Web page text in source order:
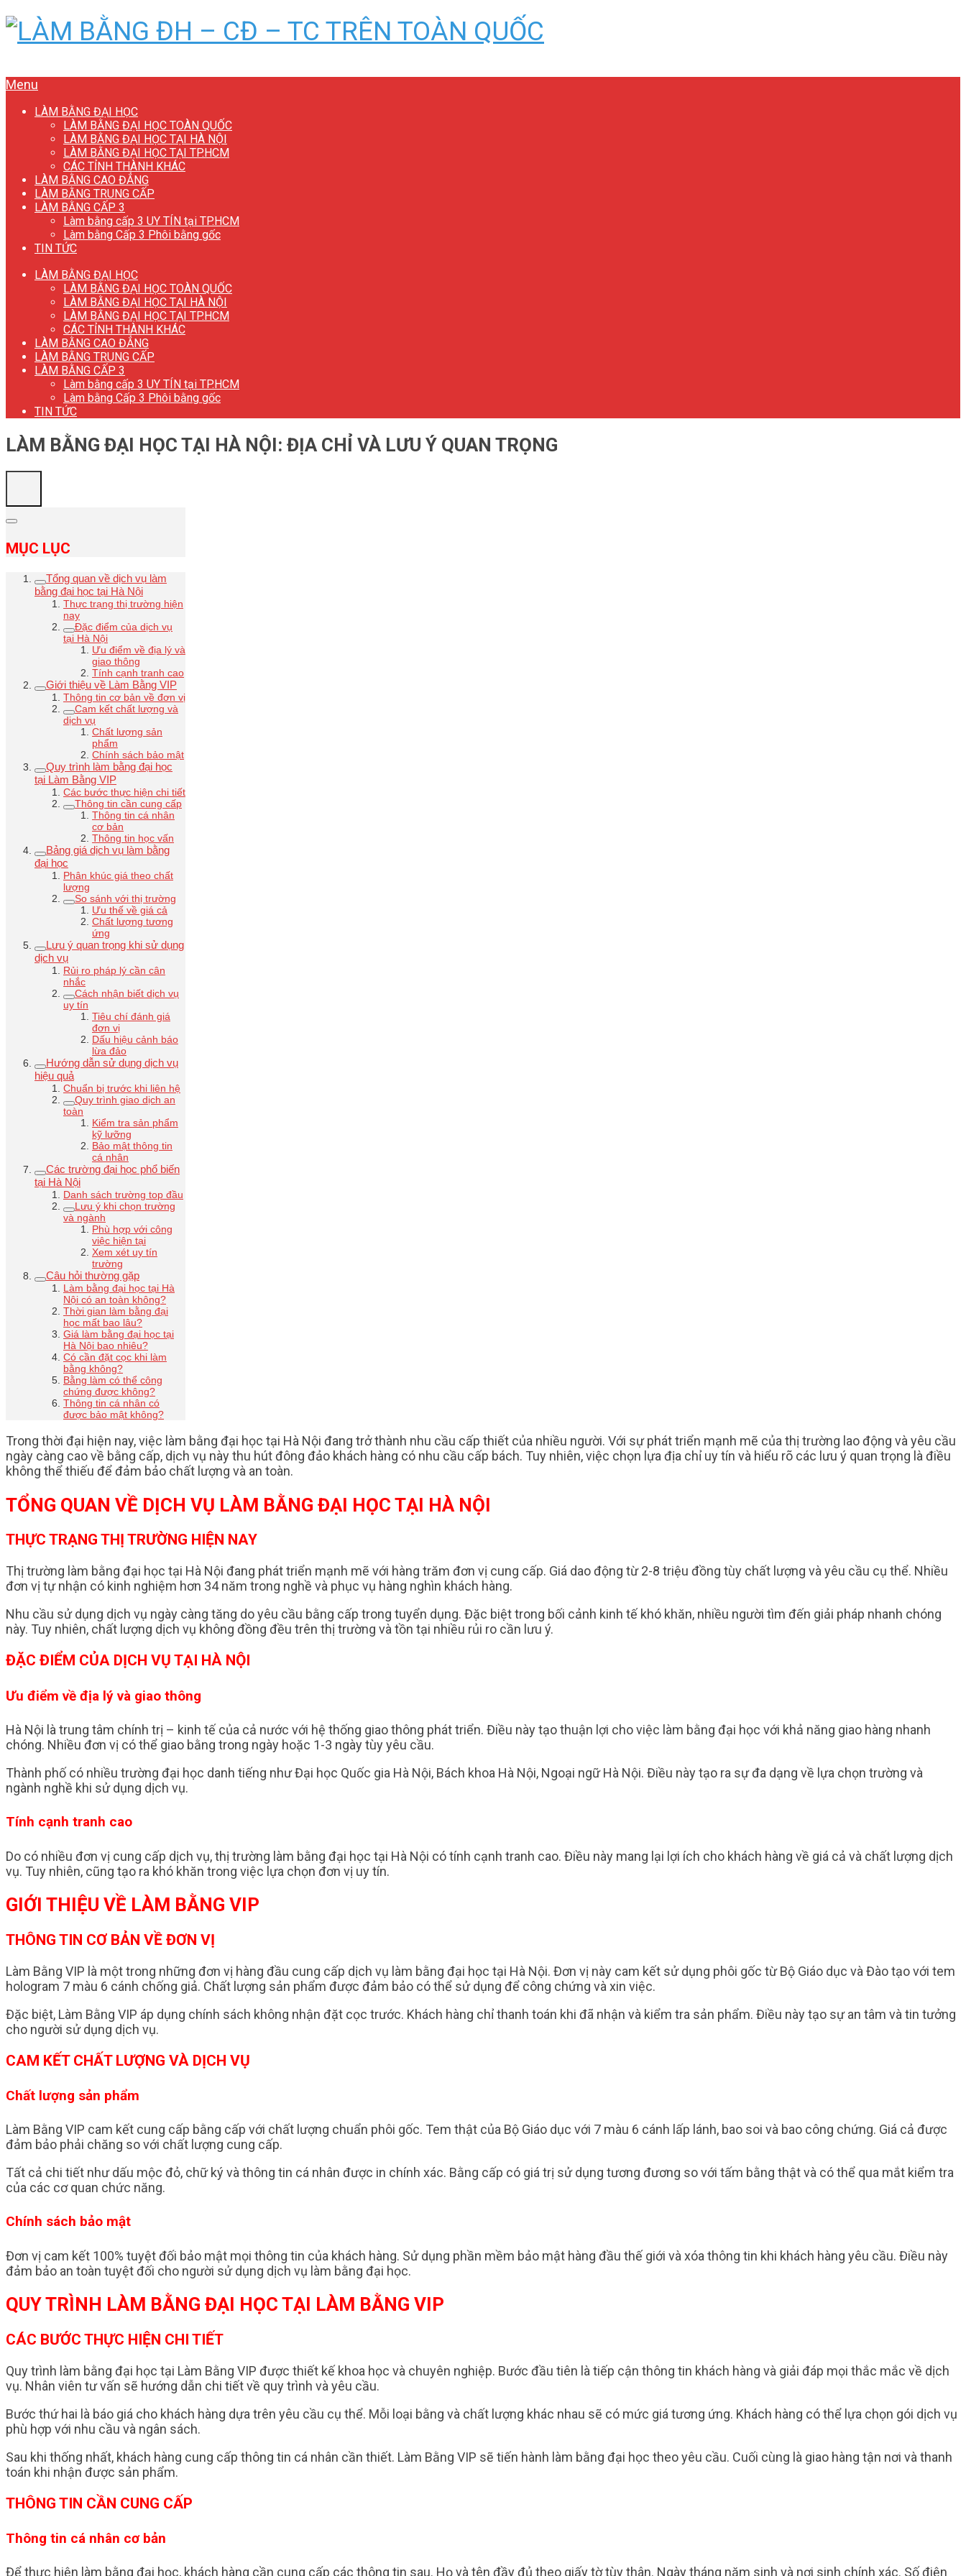
Menu
LÀM BẰNG ĐẠI HỌC
LÀM BẰNG ĐẠI HỌC TOÀN QUỐC
LÀM BẰNG ĐẠI HỌC TẠI HÀ NỘI
LÀM BẰNG ĐẠI HỌC TẠI TP.HCM
CÁC TỈNH THÀNH KHÁC
LÀM BẰNG CAO ĐẲNG
LÀM BẰNG TRUNG CẤP
LÀM BẰNG CẤP 3
Làm bằng cấp 3 UY TÍN tại TP.HCM
Làm bằng Cấp 3 Phôi bằng gốc
TIN TỨC
LÀM BẰNG ĐẠI HỌC
LÀM BẰNG ĐẠI HỌC TOÀN QUỐC
LÀM BẰNG ĐẠI HỌC TẠI HÀ NỘI
LÀM BẰNG ĐẠI HỌC TẠI TP.HCM
CÁC TỈNH THÀNH KHÁC
LÀM BẰNG CAO ĐẲNG
LÀM BẰNG TRUNG CẤP
LÀM BẰNG CẤP 3
Làm bằng cấp 3 UY TÍN tại TP.HCM
Làm bằng Cấp 3 Phôi bằng gốc
TIN TỨC
LÀM BẰNG ĐẠI HỌC TẠI HÀ NỘI: ĐỊA CHỈ VÀ LƯU Ý QUAN TRỌNG
MỤC LỤC
Tổng quan về dịch vụ làm
bằng đại học tại Hà Nội
Thực trạng thị trường hiện
nay
Đặc điểm của dịch vụ
tại Hà Nội
Ưu điểm về địa lý và
giao thông
Tính cạnh tranh cao
Giới thiệu về Làm Bằng VIP
Thông tin cơ bản về đơn vị
Cam kết chất lượng và
dịch vụ
Chất lượng sản
phẩm
Chính sách bảo mật
Quy trình làm bằng đại học
tại Làm Bằng VIP
Các bước thực hiện chi tiết
Thông tin cần cung cấp
Thông tin cá nhân
cơ bản
Thông tin học vấn
Bảng giá dịch vụ làm bằng
đại học
Phân khúc giá theo chất
lượng
So sánh với thị trường
Ưu thế về giá cả
Chất lượng tương
ứng
Lưu ý quan trọng khi sử dụng
dịch vụ
Rủi ro pháp lý cần cân
nhắc
Cách nhận biết dịch vụ
uy tín
Tiêu chí đánh giá
đơn vị
Dấu hiệu cảnh báo
lừa đảo
Hướng dẫn sử dụng dịch vụ
hiệu quả
Chuẩn bị trước khi liên hệ
Quy trình giao dịch an
toàn
Kiểm tra sản phẩm
kỹ lưỡng
Bảo mật thông tin
cá nhân
Các trường đại học phổ biến
tại Hà Nội
Danh sách trường top đầu
Lưu ý khi chọn trường
và ngành
Phù hợp với công
việc hiện tại
Xem xét uy tín
trường
Câu hỏi thường gặp
Làm bằng đại học tại Hà
Nội có an toàn không?
Thời gian làm bằng đại
học mất bao lâu?
Giá làm bằng đại học tại
Hà Nội bao nhiêu?
Có cần đặt cọc khi làm
bằng không?
Bằng làm có thể công
chứng được không?
Thông tin cá nhân có
được bảo mật không?
Trong thời đại hiện nay, việc làm bằng đại học tại Hà Nội đang trở thành nhu cầu cấp thiết của nhiều người. Với sự phát triển mạnh mẽ của thị trường lao động và yêu cầu
ngày càng cao về bằng cấp, dịch vụ này thu hút đông đảo khách hàng có nhu cầu cấp bách. Tuy nhiên, việc chọn lựa địa chỉ uy tín và hiểu rõ các lưu ý quan trọng là điều
không thể thiếu để đảm bảo chất lượng và an toàn.
TỔNG QUAN VỀ DỊCH VỤ LÀM BẰNG ĐẠI HỌC TẠI HÀ NỘI
THỰC TRẠNG THỊ TRƯỜNG HIỆN NAY
Thị trường làm bằng đại học tại Hà Nội đang phát triển mạnh mẽ với hàng trăm đơn vị cung cấp. Giá dao động từ 2-8 triệu đồng tùy chất lượng và yêu cầu cụ thể. Nhiều
đơn vị tự nhận có kinh nghiệm hơn 34 năm trong nghề và phục vụ hàng nghìn khách hàng.
Nhu cầu sử dụng dịch vụ ngày càng tăng do yêu cầu bằng cấp trong tuyển dụng. Đặc biệt trong bối cảnh kinh tế khó khăn, nhiều người tìm đến giải pháp nhanh chóng
này. Tuy nhiên, chất lượng dịch vụ không đồng đều trên thị trường và tồn tại nhiều rủi ro cần lưu ý.
ĐẶC ĐIỂM CỦA DỊCH VỤ TẠI HÀ NỘI
Ưu điểm về địa lý và giao thông
Hà Nội là trung tâm chính trị – kinh tế của cả nước với hệ thống giao thông phát triển. Điều này tạo thuận lợi cho việc làm bằng đại học với khả năng giao hàng nhanh
chóng. Nhiều đơn vị có thể giao bằng trong ngày hoặc 1-3 ngày tùy yêu cầu.
Thành phố có nhiều trường đại học danh tiếng như Đại học Quốc gia Hà Nội, Bách khoa Hà Nội, Ngoại ngữ Hà Nội. Điều này tạo ra sự đa dạng về lựa chọn trường và
ngành nghề khi sử dụng dịch vụ.
Tính cạnh tranh cao
Do có nhiều đơn vị cung cấp dịch vụ, thị trường làm bằng đại học tại Hà Nội có tính cạnh tranh cao. Điều này mang lại lợi ích cho khách hàng về giá cả và chất lượng dịch
vụ. Tuy nhiên, cũng tạo ra khó khăn trong việc lựa chọn đơn vị uy tín.
GIỚI THIỆU VỀ LÀM BẰNG VIP
THÔNG TIN CƠ BẢN VỀ ĐƠN VỊ
Làm Bằng VIP là một trong những đơn vị hàng đầu cung cấp dịch vụ làm bằng đại học tại Hà Nội. Đơn vị này cam kết sử dụng phôi gốc từ Bộ Giáo dục và Đào tạo với tem
hologram 7 màu 6 cánh chống giả. Chất lượng sản phẩm được đảm bảo có thể sử dụng để công chứng và xin việc.
Đặc biệt, Làm Bằng VIP áp dụng chính sách không nhận đặt cọc trước. Khách hàng chỉ thanh toán khi đã nhận và kiểm tra sản phẩm. Điều này tạo sự an tâm và tin tưởng
cho người sử dụng dịch vụ.
CAM KẾT CHẤT LƯỢNG VÀ DỊCH VỤ
Chất lượng sản phẩm
Làm Bằng VIP cam kết cung cấp bằng cấp với chất lượng chuẩn phôi gốc. Tem thật của Bộ Giáo dục với 7 màu 6 cánh lấp lánh, bao soi và bao công chứng. Giá cả được
đảm bảo phải chăng so với chất lượng cung cấp.
Tất cả chi tiết như dấu mộc đỏ, chữ ký và thông tin cá nhân được in chính xác. Bằng cấp có giá trị sử dụng tương đương so với tấm bằng thật và có thể qua mắt kiểm tra
của các cơ quan chức năng.
Chính sách bảo mật
Đơn vị cam kết 100% tuyệt đối bảo mật mọi thông tin của khách hàng. Sử dụng phần mềm bảo mật hàng đầu thế giới và xóa thông tin khi khách hàng yêu cầu. Điều này
đảm bảo an toàn tuyệt đối cho người sử dụng dịch vụ làm bằng đại học.
QUY TRÌNH LÀM BẰNG ĐẠI HỌC TẠI LÀM BẰNG VIP
CÁC BƯỚC THỰC HIỆN CHI TIẾT
Quy trình làm bằng đại học tại Làm Bằng VIP được thiết kế khoa học và chuyên nghiệp. Bước đầu tiên là tiếp cận thông tin khách hàng và giải đáp mọi thắc mắc về dịch
vụ. Nhân viên tư vấn sẽ hướng dẫn chi tiết về quy trình và yêu cầu.
Bước thứ hai là báo giá cho khách hàng dựa trên yêu cầu cụ thể. Mỗi loại bằng và chất lượng khác nhau sẽ có mức giá tương ứng. Khách hàng có thể lựa chọn gói dịch vụ
phù hợp với nhu cầu và ngân sách.
Sau khi thống nhất, khách hàng cung cấp thông tin cá nhân cần thiết. Làm Bằng VIP sẽ tiến hành làm bằng đại học theo yêu cầu. Cuối cùng là giao hàng tận nơi và thanh
toán khi nhận được sản phẩm.
THÔNG TIN CẦN CUNG CẤP
Thông tin cá nhân cơ bản
Để thực hiện làm bằng đại học, khách hàng cần cung cấp các thông tin sau. Họ và tên đầy đủ theo giấy tờ tùy thân. Ngày tháng năm sinh và nơi sinh chính xác. Số điện